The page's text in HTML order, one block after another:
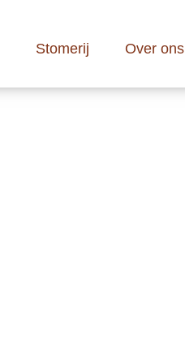
Stomerij Over ons